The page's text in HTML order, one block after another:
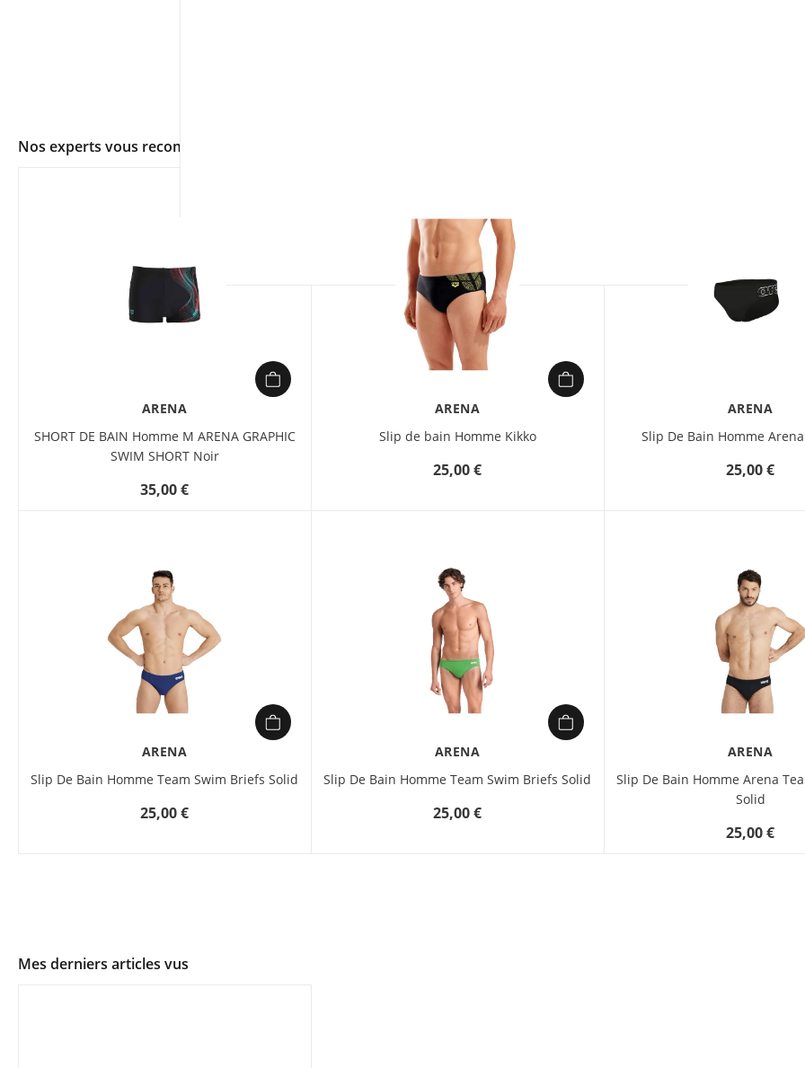
Nos experts vous recommandent
ARENA
SHORT DE BAIN Homme M ARENA GRAPHIC
SWIM SHORT Noir
35,00 €
ARENA
Slip de bain Homme Kikko
25,00 €
ARENA
Slip De Bain Homme
25,00 €
ARENA
Slip De Bain Homme Team Swim Briefs Solid
25,00 €
ARENA
Slip De Bain Homme Team Swim Briefs Solid
25,00 €
ARENA
Slip De Bain Homme Arena
Solid
25,00 €
Mes derniers articles vus